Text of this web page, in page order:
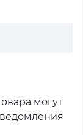
могут